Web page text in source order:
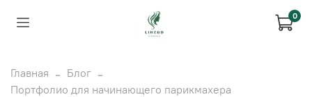
0
Главная
Блог
Портфолио для начинающего парикмахера